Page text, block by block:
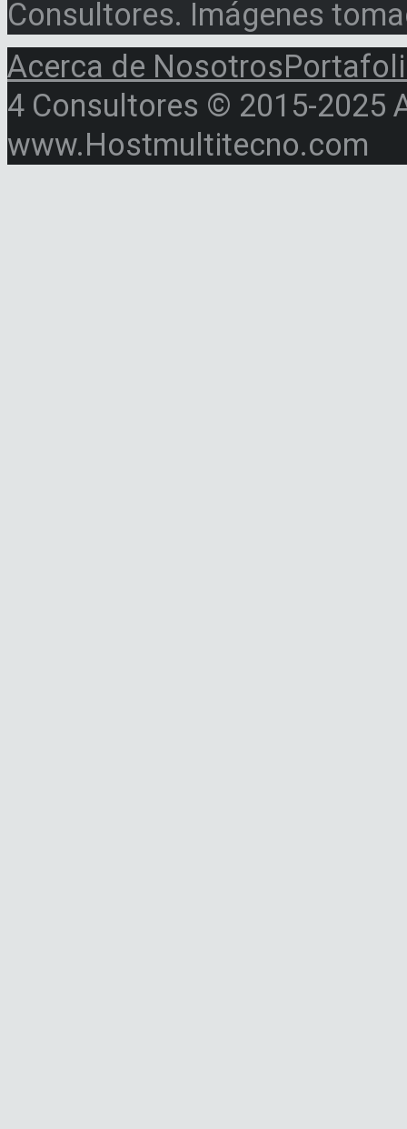
Consultores. Imágenes
Acerca de Nosotros
4 Consultores © 2015-2025
www.Hostmultitecno.com